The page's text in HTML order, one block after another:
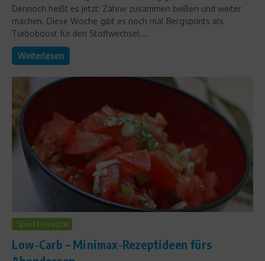
Dennoch heißt es jetzt: Zähne zusammen beißen und weiter
machen. Diese Woche gibt es noch mal Bergsprints als
Turboboost für den Stoffwechsel....
Weiterlesen
Sport Rezepte
Low-Carb – Minimax-Rezeptideen fürs